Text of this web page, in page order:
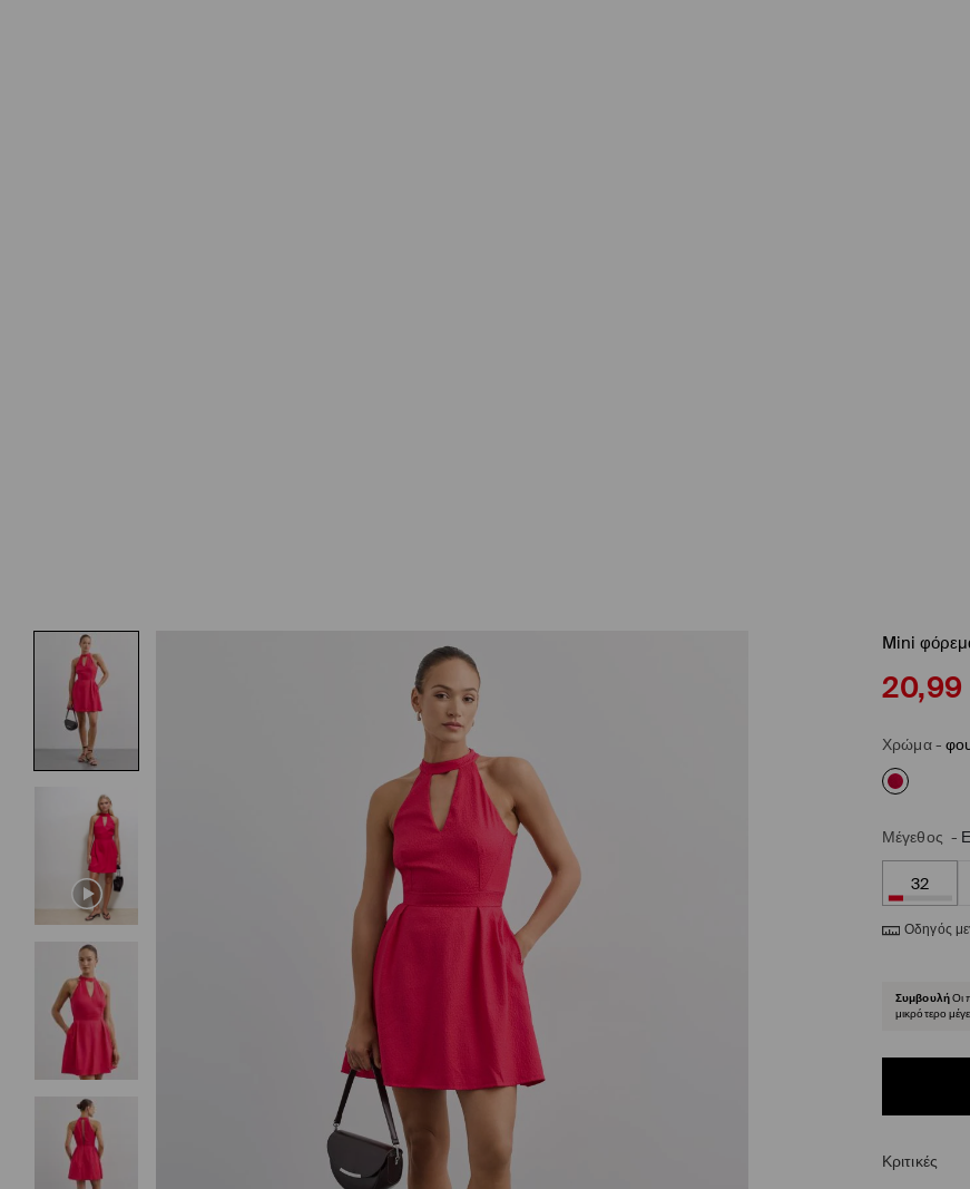
Mini
20,99
Χρώμα-
Μέγεθος -
32
Οδηγός
ΣυμβουλήΟι
μικρότερο
Κριτικές